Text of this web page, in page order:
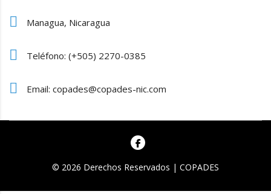
Managua, Nicaragua
Teléfono: (+505) 2270-0385
Email: copades@copades-nic.com
© 2026 Derechos Reservados | COPADES